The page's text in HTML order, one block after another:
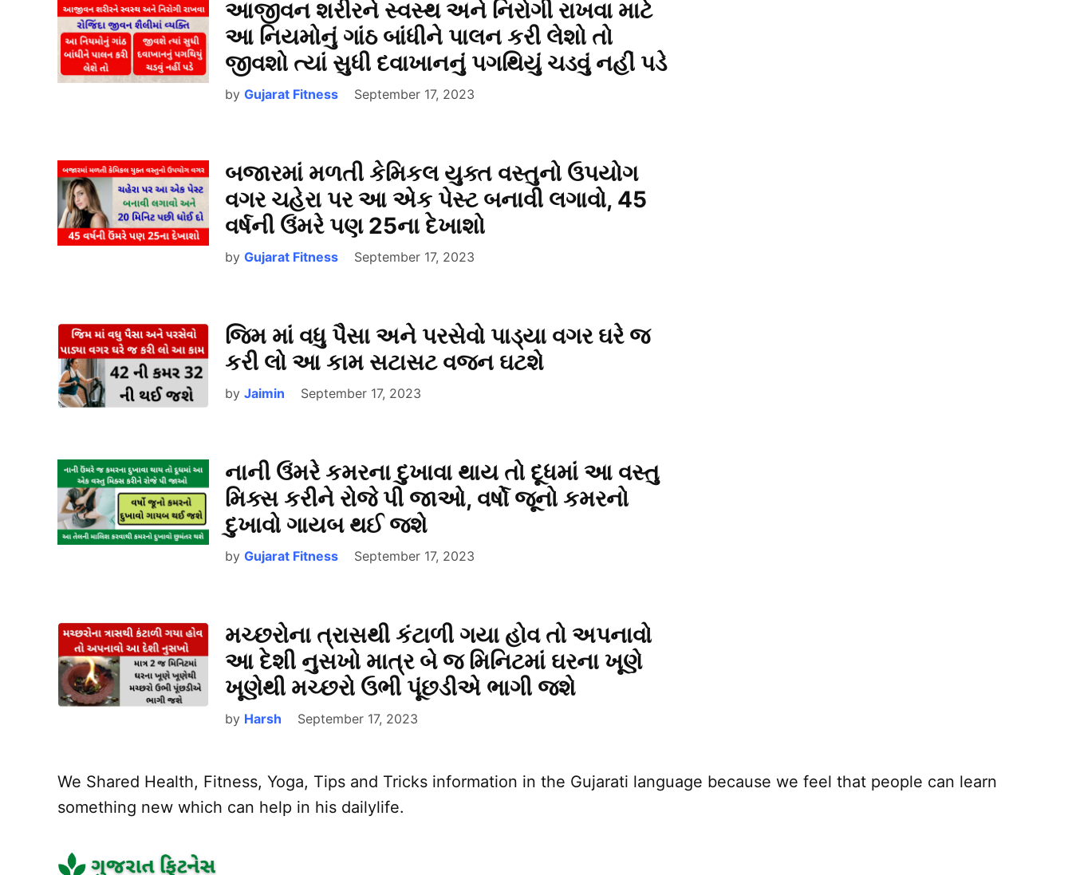
આજીવન શરીરને સ્વસ્થ અને નિરોગી રાખવા માટે
આ નિયમોનું ગાંઠ બાંધીને પાલન કરી લેશો તો
જીવશો ત્યાં સુધી દવાખાનનું પગથિયું ચડવું નહીં પડે
by Gujarat Fitness September 17, 2023
બજારમાં મળતી કેમિકલ યુક્ત વસ્તુનો ઉપયોગ
વગર ચહેરા પર આ એક પેસ્ટ બનાવી લગાવો, 45
વર્ષની ઉંમરે પણ 25ના દેખાશો
by Gujarat Fitness September 17, 2023
જિમ માં વધુ પૈસા અને પરસેવો પાડ્યા વગર ઘરે જ
કરી લો આ કામ સટાસટ વજન ઘટશે
by Jaimin September 17, 2023
નાની ઉંમરે કમરના દુખાવા થાય તો દૂધમાં આ વસ્તુ
મિક્સ કરીને રોજે પી જાઓ, વર્ષો જૂનો કમરનો
દુખાવો ગાયબ થઈ જશે
by Gujarat Fitness September 17, 2023
મચ્છરોના ત્રાસથી કંટાળી ગયા હોવ તો અપનાવો
આ દેશી નુસખો માત્ર બે જ મિનિટમાં ઘરના ખૂણે
ખૂણેથી મચ્છરો ઉભી પૂંછડીએ ભાગી જશે
by Harsh September 17, 2023
We Shared Health, Fitness, Yoga, Tips and Tricks information in the Gujarati language because we feel that people can learn
something new which can help in his dailylife.